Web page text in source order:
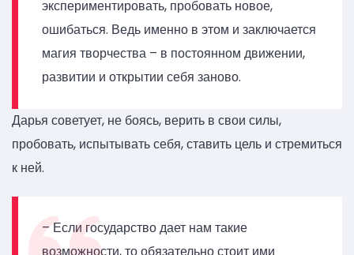
экспериментировать, пробовать новое,
ошибаться. Ведь именно в этом и заключается
магия творчества – в постоянном движении,
развитии и открытии себя заново.
Дарья советует, не боясь, верить в свои силы,
пробовать, испытывать себя, ставить цель и стремиться
к ней.
– Если государство дает нам такие